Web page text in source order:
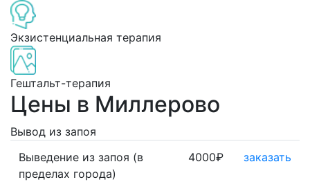
Экзистенциальная терапия
Гештальт-терапия
Цены в Миллерово
Вывод из запоя
Выведение из запоя (в
пределах города)
4000₽ заказать